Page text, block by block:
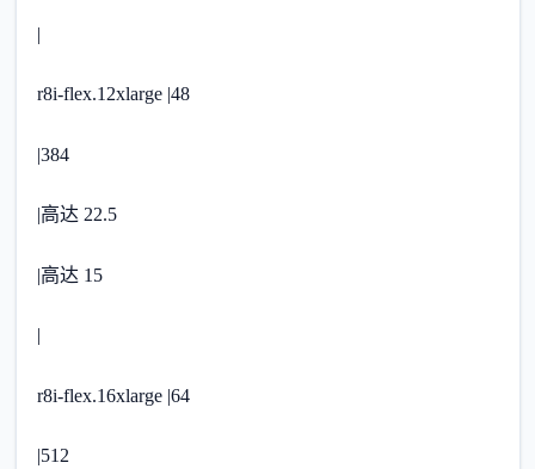
|
r8i-flex.12xlarge |48
|384
|高达 22.5
|高达 15
|
r8i-flex.16xlarge |64
|512